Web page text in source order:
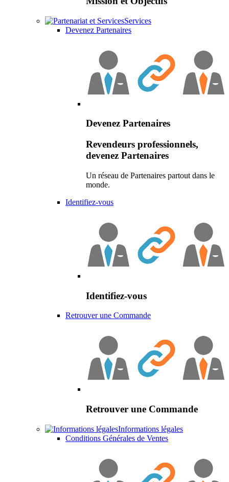
Services
Devenez Partenaires
Devenez Partenaires
Revendeurs professionnels,
devenez Partenaires
Un réseau de Partenaires partout dans le
monde.
Identifiez-vous
Identifiez-vous
Retrouver une Commande
Retrouver une Commande
Informations légales
Conditions Générales de Ventes